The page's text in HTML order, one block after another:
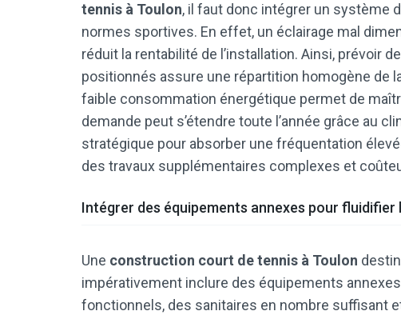
tennis à Toulon, il faut donc intégrer un système
normes sportives. En effet, un éclairage mal
réduit la rentabilité de l’installation. Ainsi, prévoir
positionnés assure une répartition homogène de
faible consommation énergétique permet de
demande peut s’étendre toute l’année grâce au
stratégique pour absorber une fréquentation
des travaux supplémentaires complexes et
Intégrer des équipements annexes pour fluidifier
Une construction court de tennis à Toulon
impérativement inclure des équipements
fonctionnels, des sanitaires en nombre suffisant